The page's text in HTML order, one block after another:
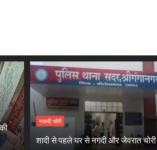
नकदी चोरी
शादी से पहले घर से नगदी और जेवरात चोरी